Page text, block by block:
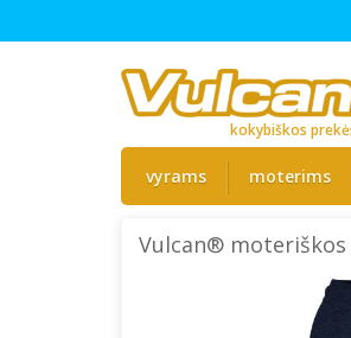
kokybiškos
vyrams moterims
Vulcan® moteriškos